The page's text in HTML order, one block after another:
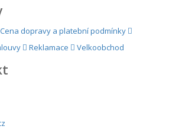
Cena dopravy a platební podmínky
Reklamace Velkoobchod